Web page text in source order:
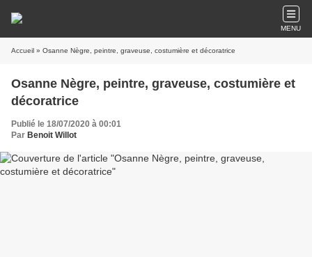
MENU
Accueil » Osanne Nègre, peintre, graveuse, costumière et décoratrice
Osanne Nègre, peintre, graveuse, costumière et
décoratrice
Publié le 18/07/2020 à 00:01
Par Benoit Willot